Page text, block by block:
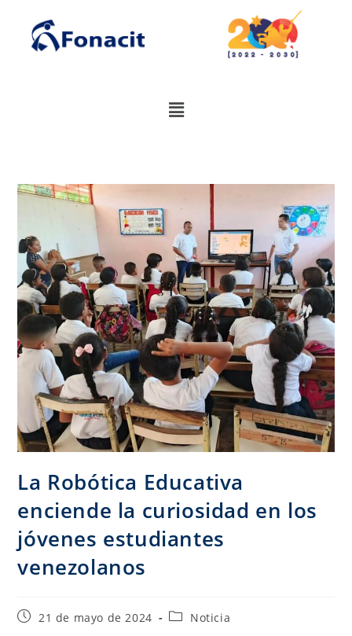
La Robótica Educativa
enciende la curiosidad en los
jóvenes estudiantes
venezolanos
21 de mayo de 2024 Noticia